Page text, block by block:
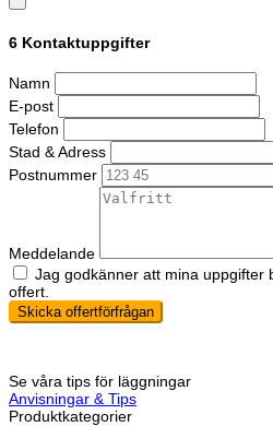
6 Kontaktuppgifter
Namn
E-post
Telefon
Stad & Adress
Postnummer
Meddelande
Jag godkänner att mina uppgifter
offert.
Skicka offertförfrågan
Se våra tips för läggningar
Anvisningar & Tips
Produktkategorier